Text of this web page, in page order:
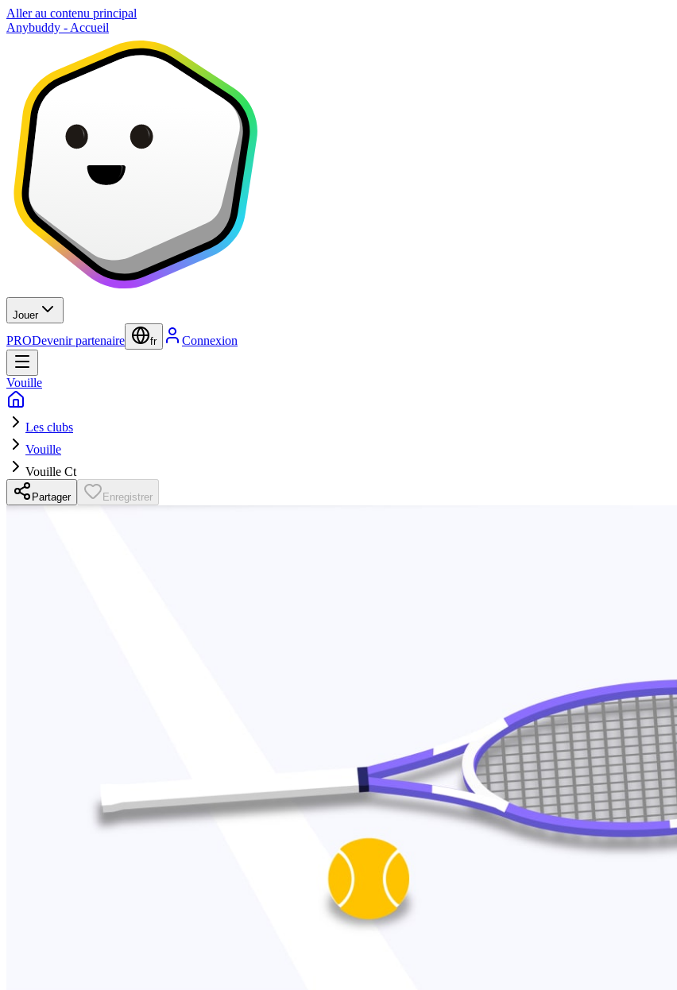
Aller au contenu principal
Anybuddy - Accueil
Jouer
PRODevenir partenaire fr Connexion
Vouille
Les clubs
Vouille
Vouille Ct
Partager Enregistrer